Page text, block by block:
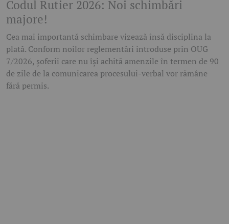
Codul Rutier 2026: Noi schimbări
majore!
Cea mai importantă schimbare vizează însă disciplina la
plată. Conform noilor reglementări introduse prin OUG
7/2026, șoferii care nu își achită amenzile în termen de 90
de zile de la comunicarea procesului-verbal vor rămâne
fără permis.